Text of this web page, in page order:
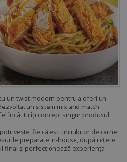
un twist modern pentru a oferi un
un sistem mix and match
încât tu îți concepi singur produsul
fie că ești un iubitor de carne
preparate in-house, după rețete
final și perfecționează experiența